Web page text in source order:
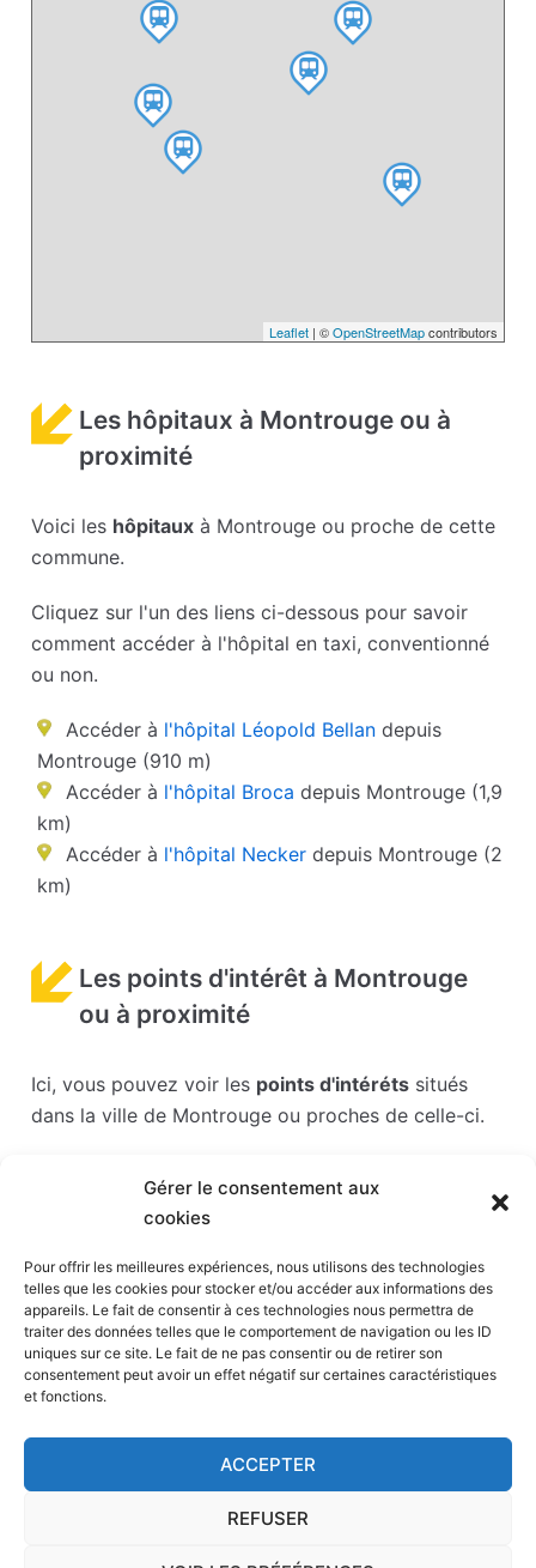
Gérer le consentement aux
cookies
Pour offrir les meilleures expériences, nous utilisons des technologies
telles que les cookies pour stocker et/ou accéder aux informations des
appareils. Le fait de consentir à ces technologies nous permettra de
traiter des données telles que le comportement de navigation ou les ID
uniques sur ce site. Le fait de ne pas consentir ou de retirer son
consentement peut avoir un effet négatif sur certaines caractéristiques
et fonctions.
ACCEPTER
REFUSER
Leaflet| ©OpenStreetMapcontributors
Les hôpitaux à Montrouge ou à
proximité
Voici les hôpitaux à Montrouge ou proche de cette
commune.
Cliquez sur l'un des liens ci-dessous pour savoir
comment accéder à l'hôpital en taxi, conventionné
ou non.
Accéder à l'hôpital Léopold Bellan depuis
Montrouge (910 m)
Accéder à l'hôpital Broca depuis Montrouge (1,9
km)
Accéder à l'hôpital Necker depuis Montrouge (2
km)
Les points d'intérêt à Montrouge
ou à proximité
Ici, vous pouvez voir les points d'intéréts situés
dans la ville de Montrouge ou proches de celle-ci.
desservis en matière de transports. Si vous cliquez
sur l'un des liens ci-dessous, vous en saurez plus
sur l'accessibilité en taxi et la proximité des
stations de taxis du point d'intérêt en question.
Stade Sébastien Charléty(1,4 km)
Parc des expositions de la porte de Versailles
Palais des sports – dôme de Paris(1,8 km)
Tour Montparnasse(1,8 km)
(2,1 km)